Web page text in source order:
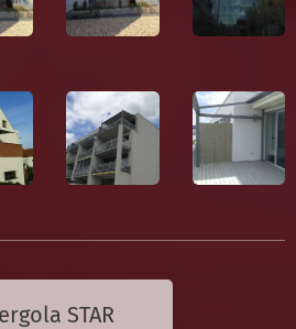
STAR